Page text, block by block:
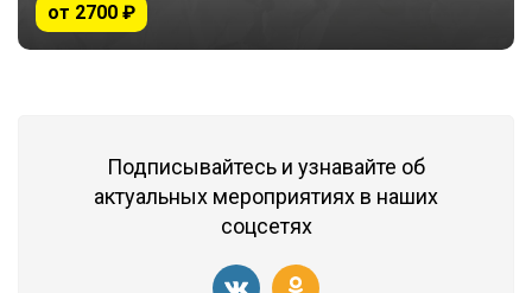
от 2700 ₽
Подписывайтесь и узнавайте об
актуальных мероприятиях в наших
соцсетях